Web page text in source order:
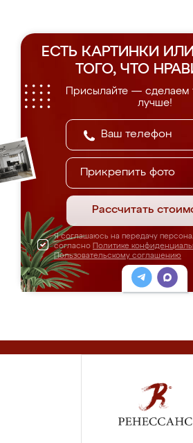
ЕСТЬ КАРТИНКИ
ТОГО, ЧТО
Присылайте — сделаем
лучше!
Прикрепить фото
Рассчитать
Я соглашаюсь на передачу
согласно Политике
Пользовательскому соглашению